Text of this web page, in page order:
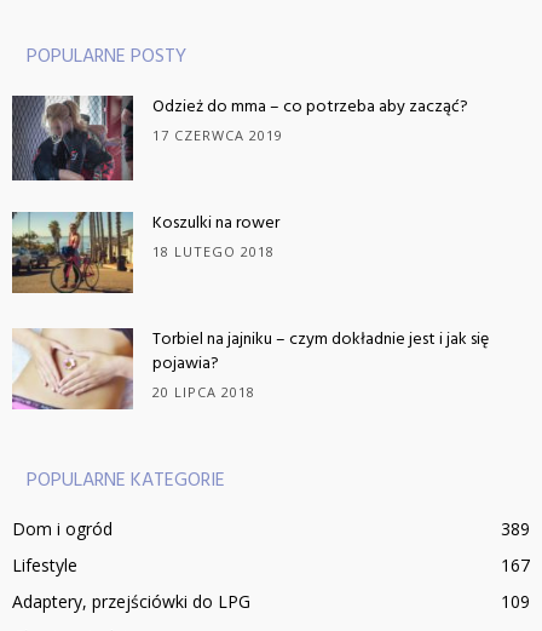
POPULARNE POSTY
Odzież do mma – co potrzeba aby zacząć?
17 CZERWCA 2019
Koszulki na rower
18 LUTEGO 2018
Torbiel na jajniku – czym dokładnie jest i jak się
pojawia?
20 LIPCA 2018
POPULARNE KATEGORIE
Dom i ogród
389
Lifestyle
167
Adaptery, przejściówki do LPG
109